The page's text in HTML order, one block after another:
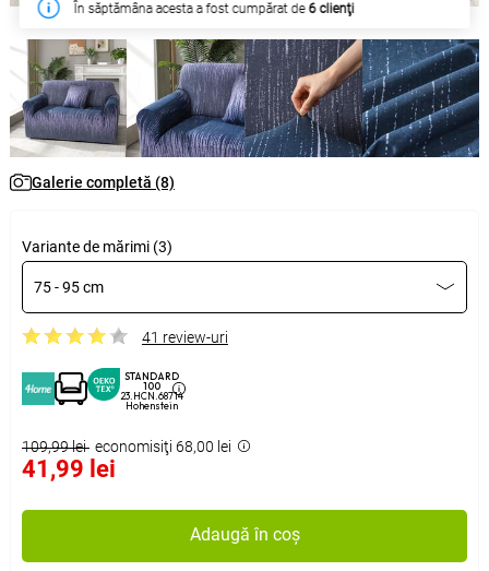
În săptămâna acesta a fost cumpărat de 6 clienţi
Galerie completă (8)
Variante de mărimi (3)
75 - 95 cm
41 review-uri
STANDARD
100
23.HCN.68714
Hohenstein
109,99 lei economisiţi 68,00 lei
41,99 lei
Adaugă în coș